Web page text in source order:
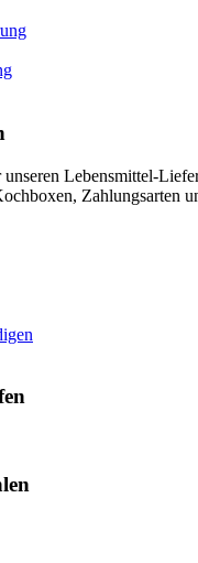
Lebensmittel-
Zahlungsarten